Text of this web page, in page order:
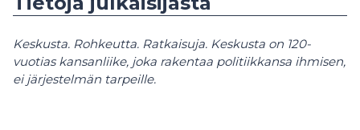
Keskusta. Rohkeutta. Ratkaisuja. Keskusta on 120-
vuotias kansanliike, joka rakentaa politiikkansa ihmisen,
ei järjestelmän tarpeille.